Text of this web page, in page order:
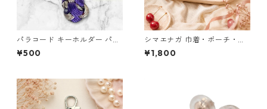
パラコード キーホルダー パー
プル ベージュ系 編み込み s34
¥500
シマエナガ 巾着・ポーチ・ミ
ニポーチ 3点セット さくらん
ぼ柄×淡いピンク ジュエリー
¥1,800